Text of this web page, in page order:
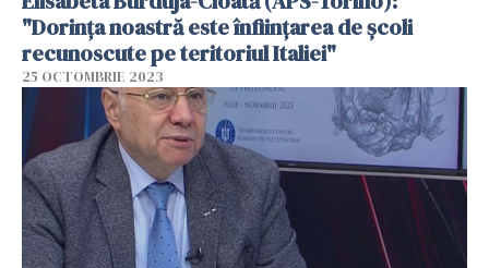
"Dorința noastră este înființarea de școli
recunoscute pe teritoriul Italiei"
25 OCTOMBRIE 2023